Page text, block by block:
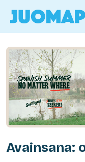
Avainsana: